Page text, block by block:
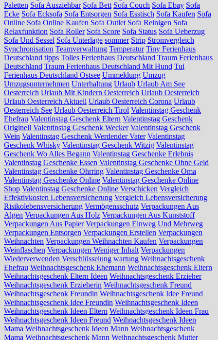
Paletten Sofa Ausziehbar Sofa Bett Sofa Couch Sofa Ebay Sofa
Ecke Sofa Ecksofa Sofa Entsorgen Sofa Esstisch Sofa Kaufen Sofa
Online Sofa Online Kaufen Sofa Outlet Sofa Reinigen Sofa
Relaxfunktion Sofa Roller Sofa Score Sofa Status Sofa Ueberzug
Sofa Und Sessel Sofa Unterlage sommer Strip Stromvergleich
Synchronisation Teamverwaltung Temperatur Tiny Ferienhaus
Deutschland tipps Tolles Ferienhaus Deutschland Traum Ferienhaus
Deutschland Traum Ferienhaus Deutschland Mit Hund Tui
Ferienhaus Deutschland Ostsee Ummeldung Umzug
Umzugsunternehmen Unterhaltung Urlaub Urlaub Am See
Oesterreich Urlaub Mit Kindern Oesterreich Urlaub Oesterreich
Urlaub Oesterreich Aktuell Urlaub Oesterreich Corona Urlaub
Oesterreich See Urlaub Oesterreich Tirol Valentinstag Geschenk
Ehefrau Valentinstag Geschenk Eltern Valentinstag Geschenk
Originell Valentinstag Geschenk Wecker Valentinstag Geschenk
Wein Valentinstag Geschenk Werdender Vater Valentinstag
Geschenk Whisky Valentinstag Geschenk Witzig Valentinstag
Geschenk Wo Alles Begann Valentinstag Geschenke Erlebnis
Valentinstag Geschenke Essen Valentinstag Geschenke Ohne Geld
Valentinstag Geschenke Ohrring Valentinstag Geschenke Oma
Valentinstag Geschenke Online Valentinstag Geschenke Online
Shop Valentinstag Geschenke Online Verschicken Vergleich
Effektivkosten Lebensversicherung Vergleich Lebensversicherung
Risikolebensversicherung Vermögensschutz Verpackungen Aus
Algen Verpackungen Aus Holz Verpackungen Aus Kunststoff
Verpackungen Aus Papier Verpackungen Einweg Und Mehrweg
Verpackungen Entsorgen Verpackungen Erstellen Verpackungen
Weihnachten Verpackungen Weihnachten Kaufen Verpackungen
Weinflaschen Verpackungen Weniger Inhalt Verpackungen
Wiederverwenden Verschlüsselung wartung Weihnachtsgeschenk
Ehefrau Weihnachtsgeschenk Ehemann Weihnachtsgeschenk Eltern
Weihnachtsgeschenk Eltern Ideen Weihnachtsgeschenk Erzieher
Weihnachtsgeschenk Erzieherin Weihnachtsgeschenk Freund
Weihnachtsgeschenk Freundin Weihnachtsgeschenk Idee Freund
Weihnachtsgeschenk Idee Freundin Weihnachtsgeschenk Ideen
Weihnachtsgeschenk Ideen Eltern Weihnachtsgeschenk Ideen Frau
Weihnachtsgeschenk Ideen Freund Weihnachtsgeschenk Ideen
Mama Weihnachtsgeschenk Ideen Mann Weihnachtsgeschenk
Mama Weihnachtsgeschenk Mann Weihnachtsgeschenk Mutter